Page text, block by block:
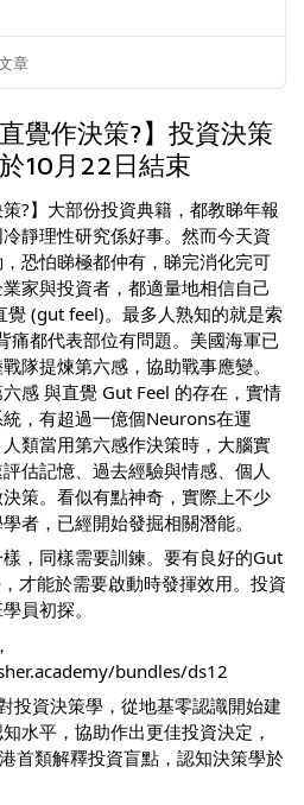
章
覺作決策?】投資決策
10月22日結束
?】大部份投資典籍，都教睇年報
靜理性研究係好事。然而今天資
恐怕睇極都仲有，睇完消化完可
家與投資者，都適量地相信自己
覺 (gut feel)。最多人熟知的就是索
痛都代表部位有問題。美國海軍已
隊提煉第六感，協助戰事應變。
感 與直覺 Gut Feel 的存在，實情
，有超過一億個Neurons在運
類當用第六感作決策時，大腦實
估記憶、過去經驗與情感、個人
策。看似有點神奇，實際上不少
者，已經開始發掘相關潛能。
，同樣需要訓鍊。要有良好的Gut
才能於需要啟動時發揮效用。投資
員初探。
bundles/ds12
投資決策學，從地基零認識開始建
水平，協助作出更佳投資決定，
首類解釋投資盲點，認知決策學於